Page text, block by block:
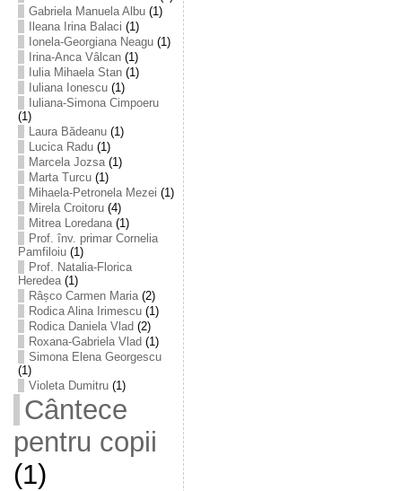
Gabriela Manuela Albu(1)
Ileana Irina Balaci (1)
Ionela-Georgiana Neagu(1)
Irina-Anca Vâlcan(1)
Iulia Mihaela Stan(1)
Iuliana Ionescu(1)
Iuliana-Simona Cimpoeru
(1)
Laura Bădeanu(1)
Lucica Radu(1)
Marcela Jozsa(1)
Marta Turcu(1)
Mihaela-Petronela Mezei (1)
Mirela Croitoru(4)
Mitrea Loredana(1)
Prof. înv. primar Cornelia
Pamfiloiu(1)
Prof. Natalia-Florica
Heredea(1)
Râșco Carmen Maria(2)
Rodica Alina Irimescu(1)
Rodica Daniela Vlad (2)
Roxana-Gabriela Vlad (1)
Simona Elena Georgescu
(1)
Violeta Dumitru(1)
Cântece
pentru copii
(1)